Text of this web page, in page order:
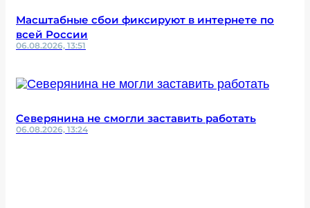
Масштабные сбои фиксируют в интернете по
всей России
06.08.2026, 13:51
Северянина не смогли заставить работать
06.08.2026, 13:24